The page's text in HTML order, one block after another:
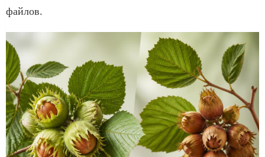
файлов.